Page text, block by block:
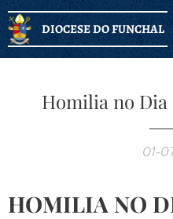
DIOCESE DO FUNCHAL
Homilia no Dia
01-
HOMILIA NO